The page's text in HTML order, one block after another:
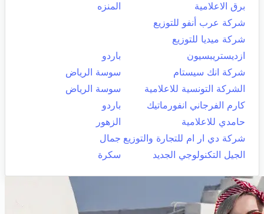
برق الاعلامية
المنزه
شركة عرب أنفو للتوزيع
شركة ميديا للتوزيع
ازديستريبسيون
باردو
شركة انك سيستام
سوسة الرياض
الشركة التونسية للاعلامية
سوسة الرياض
كارم الفرجاني انفورماتيك
باردو
حامدي للاعلامية
الزهور
شركة دي ار ام للتجارة والتوزيع جمال
الجيل التكنولوجي الجديد
سكرة